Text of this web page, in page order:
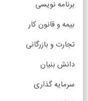
برنامه نویسی
بیمه و قانون کار
تجارت و بازرگانی
دانش بنیان
سرمایه گذاری